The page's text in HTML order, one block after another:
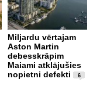
Miljardu vērtajam
Aston Martin
debesskrāpim
Maiami atklājušies
nopietni defekti
6